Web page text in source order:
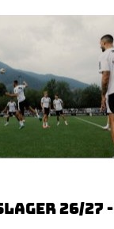
26/27 -